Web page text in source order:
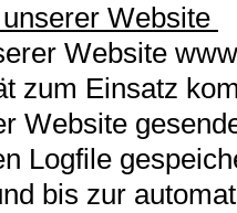
Website
Website
zum Einsatz
Website
Logfile
bis zur